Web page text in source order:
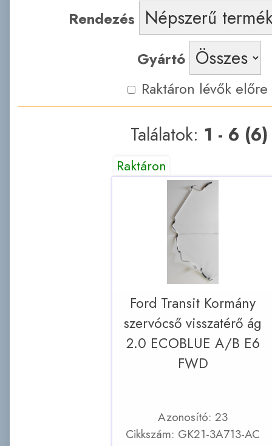
Rendezés
Gyártó
Raktáron lévők előre
Találatok: 1 - 6 (6)
Raktáron
Ford Transit Kormány
szervócső visszatérő ág
2.0 ECOBLUE A/B E6
FWD
Azonosító: 23
Cikkszám: GK21-3A713-AC